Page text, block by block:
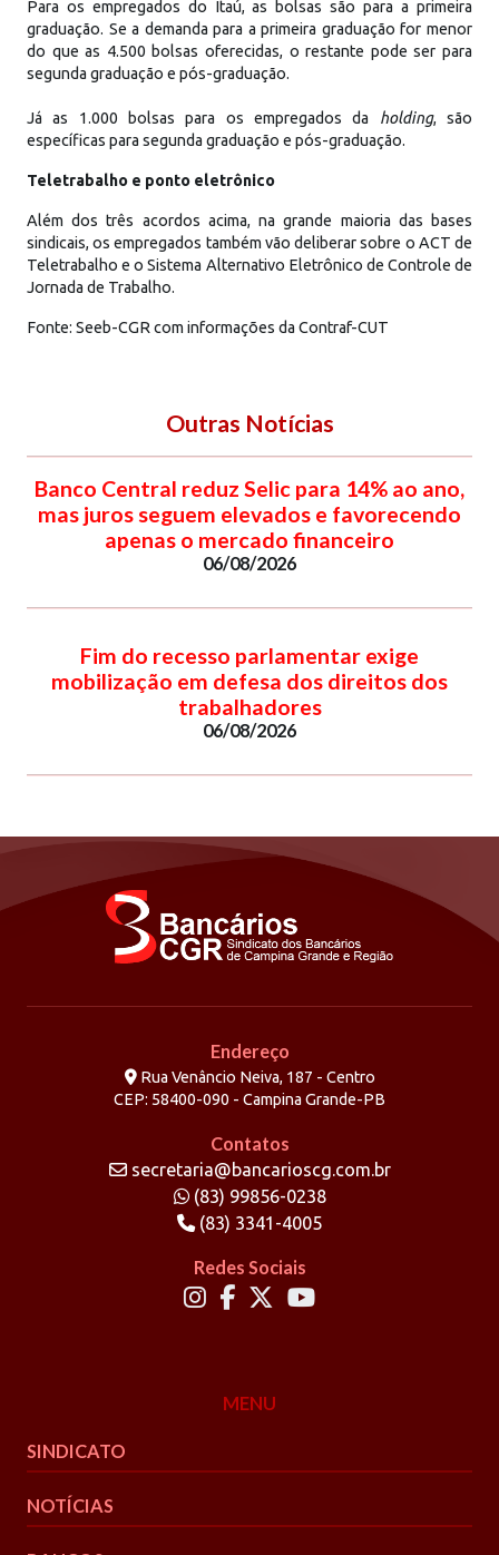
Para os empregados do Itaú, as bolsas são para a primeira
graduação. Se a demanda para a primeira graduação for menor
do que as 4.500 bolsas oferecidas, o restante pode ser para
segunda graduação e pós-graduação.
Já as 1.000 bolsas para os empregados da holding, são
específicas para segunda graduação e pós-graduação.
Teletrabalho e ponto eletrônico
Além dos três acordos acima, na grande maioria das bases
sindicais, os empregados também vão deliberar sobre o ACT de
Teletrabalho e o Sistema Alternativo Eletrônico de Controle de
Jornada de Trabalho.
Fonte: Seeb-CGR com informações da Contraf-CUT
Outras Notícias
Banco Central reduz Selic para 14% ao ano,
mas juros seguem elevados e favorecendo
apenas o mercado financeiro
06/08/2026
Fim do recesso parlamentar exige
mobilização em defesa dos direitos dos
trabalhadores
06/08/2026
Endereço
Rua Venâncio Neiva, 187 - Centro
CEP: 58400-090 - Campina Grande-PB
Contatos
secretaria@bancarioscg.com.br
(83) 99856-0238
(83) 3341-4005
Redes Sociais
MENU
SINDICATO
NOTÍCIAS